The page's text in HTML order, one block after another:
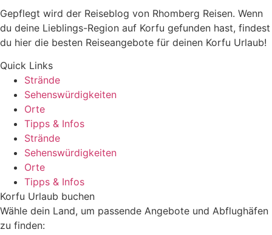
Gepflegt wird der Reiseblog von Rhomberg Reisen. Wenn
du deine Lieblings-Region auf Korfu gefunden hast, findest
du hier die besten Reiseangebote für deinen Korfu Urlaub!
Quick Links
Strände
Sehenswürdigkeiten
Orte
Tipps & Infos
Strände
Sehenswürdigkeiten
Orte
Tipps & Infos
Korfu Urlaub buchen
Wähle dein Land, um passende Angebote und Abflughäfen
zu finden: